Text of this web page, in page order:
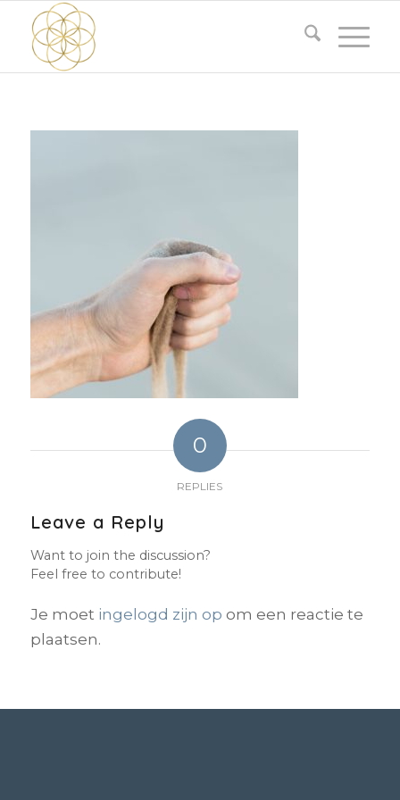
0
REPLIES
Leave a Reply
Want to join the discussion?
Feel free to contribute!
Je moet ingelogd zijn op om een reactie te
plaatsen.